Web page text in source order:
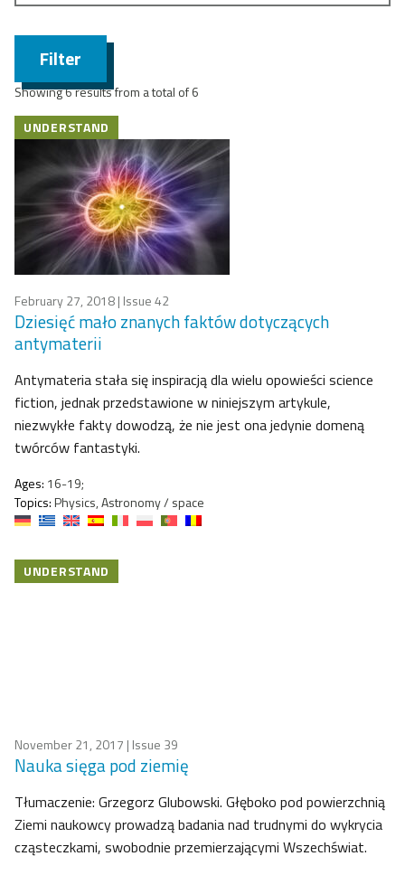
Filter
Showing 6 results from a total of 6
UNDERSTAND
February 27, 2018| Issue 42
Dziesięć mało znanych faktów dotyczących
antymaterii
Antymateria stała się inspiracją dla wielu opowieści science
fiction, jednak przedstawione w niniejszym artykule,
niezwykłe fakty dowodzą, że nie jest ona jedynie domeną
twórców fantastyki.
Ages: 16-19;
Topics:Physics, Astronomy / space
UNDERSTAND
November 21, 2017 | Issue 39
Nauka sięga pod ziemię
Tłumaczenie: Grzegorz Glubowski. Głęboko pod powierzchnią
Ziemi naukowcy prowadzą badania nad trudnymi do wykrycia
cząsteczkami, swobodnie przemierzającymi Wszechświat.